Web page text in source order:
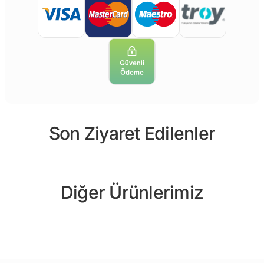
Son Ziyaret Edilenler
Diğer Ürünlerimiz